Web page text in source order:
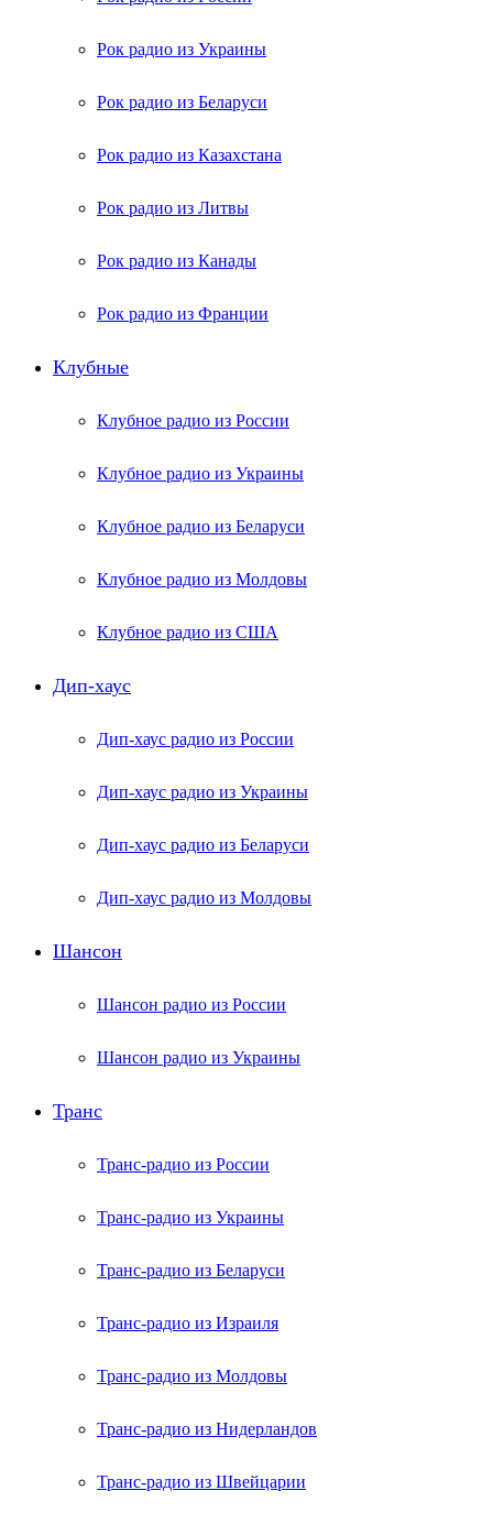
Рок радио из Украины
Рок радио из Беларуси
Рок радио из Казахстана
Рок радио из Литвы
Рок радио из Канады
Рок радио из Франции
Клубные
Клубное радио из России
Клубное радио из Украины
Клубное радио из Беларуси
Клубное радио из Молдовы
Клубное радио из США
Дип-хаус
Дип-хаус радио из России
Дип-хаус радио из Украины
Дип-хаус радио из Беларуси
Дип-хаус радио из Молдовы
Шансон
Шансон радио из России
Шансон радио из Украины
Транс
Транс-радио из России
Транс-радио из Украины
Транс-радио из Беларуси
Транс-радио из Израиля
Транс-радио из Молдовы
Транс-радио из Нидерландов
Транс-радио из Швейцарии